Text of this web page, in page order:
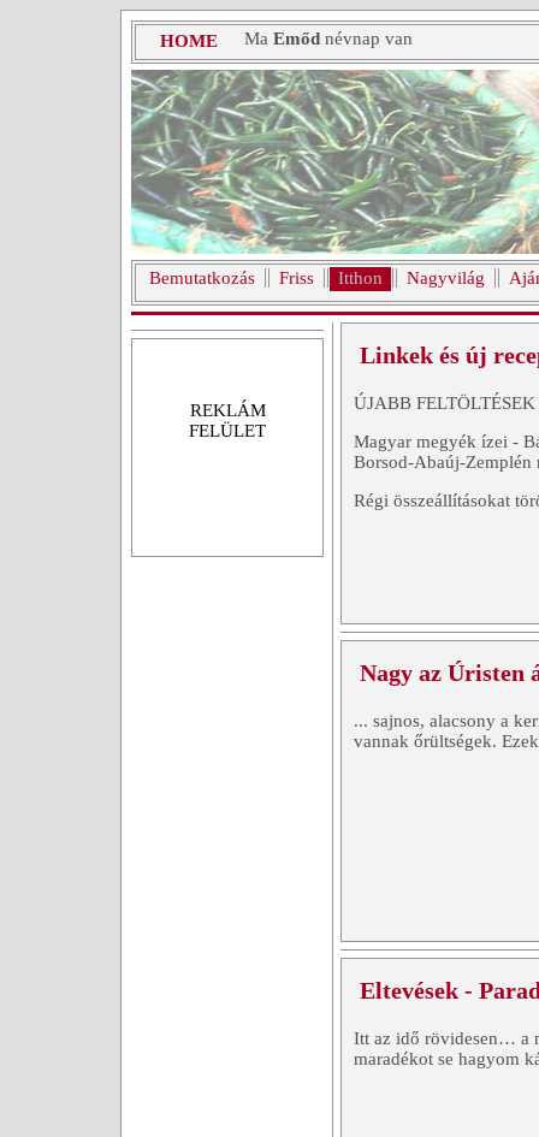
HOME Ma Emőd névnap van
Bemutatkozás Friss Itthon Nagyvilág
REKLÁM
FELÜLET
Linkek és új
ÚJABB
Magyar megyék ízei -
Borsod-Abaúj-Zemplén
Régi összeállításokat
Nagy az Úristen
... sajnos, alacsony a
vannak őrültségek.
Eltevések -
Itt az idő rövidesen… a
maradékot se hagyom